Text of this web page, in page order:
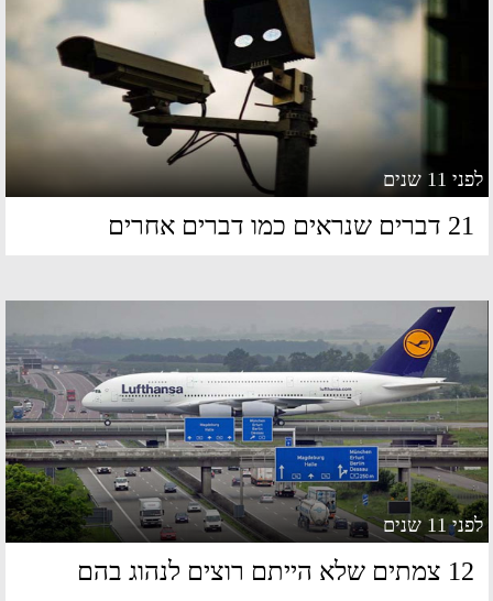
שנים
כמו דברים אחרים
שנים
הייתם רוצים לנהוג בהם